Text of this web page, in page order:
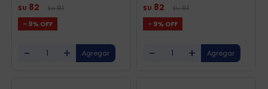
$U 82 $U 91
9
- +
$U 82 $U 91
9
- +